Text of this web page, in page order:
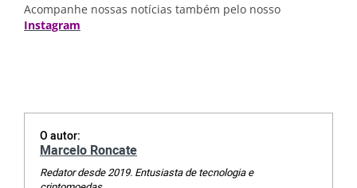
Acompanhe nossas notícias também pelo nosso
Instagram
O autor:
Marcelo Roncate
Redator desde 2019. Entusiasta de tecnologia e